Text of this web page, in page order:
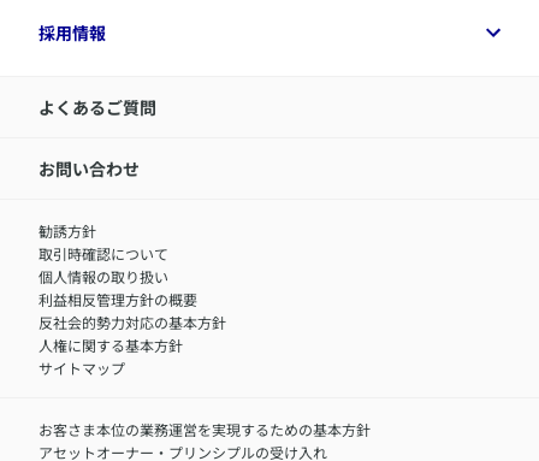
令和8年（2026年）分の生命保険料控除証明書について
アクサのネット完結保険（旧アクサダイレクト生命）
経営者サポートサービス
企業情報トップ
アクサ生命が選ばれる理由
IR情報
サステナビリティの取り組み
​お客さまを金融犯罪からお守りするために
アクサグループについて
採用情報
採用情報トップ
中途採用：内勤正社員
職）
中途採用：フィナンシャルプラン・アドバイザー（営業職）
障害者採用
よくあるご質問
お問い合わせ
勧誘方針
取引時確認について
個人情報の取り扱い
利益相反管理方針の概要
反社会的勢力対応の基本方針
人権に関する基本方針
サイトマップ
お客さま本位の業務運営を実現するための基本方針
アセットオーナー・プリンシプルの受け入れ